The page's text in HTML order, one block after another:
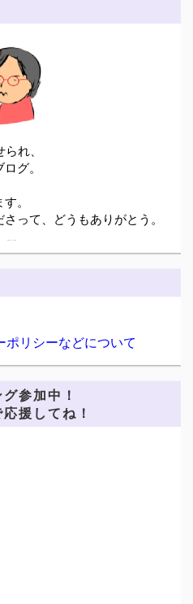
れ、
グ。
。
って、どうもありがとう。
ポリシーなどについて
参加中！
援してね！